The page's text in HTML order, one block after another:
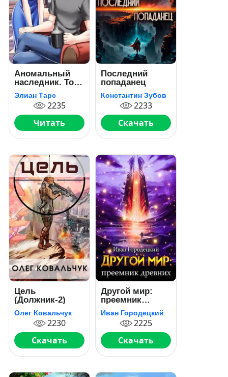
Аномальный
наследник. Том
5
Элиан Тарс
2235
Читать
Последний
попаданец
Константин Зубов
2233
Скачать
Цель
(Должник-2)
Олег Ковальчук
2230
Скачать
Другой мир:
преемник
древних
Иван Городецкий
2225
Скачать